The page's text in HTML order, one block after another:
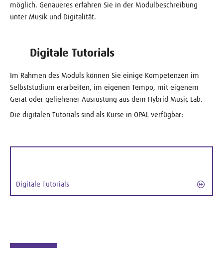
möglich. Genaueres erfahren Sie in der Modulbeschreibung
unter Musik und Digitalität.
Digitale Tutorials
Im Rahmen des Moduls können Sie einige Kompetenzen im
Selbststudium erarbeiten, im eigenen Tempo, mit eigenem
Gerät oder geliehener Ausrüstung aus dem Hybrid Music Lab.
Die digitalen Tutorials sind als Kurse in OPAL verfügbar:
Digitale Tutorials